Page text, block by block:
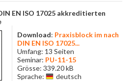
EN ISO 17025 akkreditierten
Download: Praxisblock im nach
DIN EN ISO 17025...
Umfang: 13 Seiten
Seminar: PU-11-15
Grösse: 339.20 kB
Sprache:
deutsch